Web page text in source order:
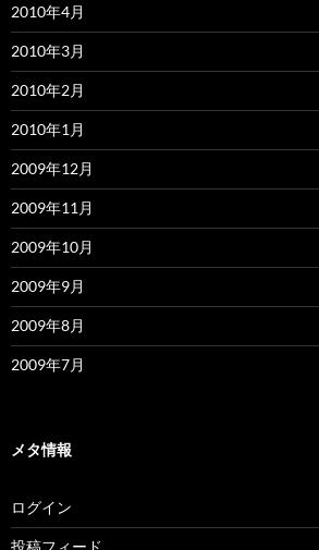
2010年4月
2010年3月
2010年2月
2010年1月
2009年12月
2009年11月
2009年10月
2009年9月
2009年8月
2009年7月
メタ情報
ログイン
投稿フィード